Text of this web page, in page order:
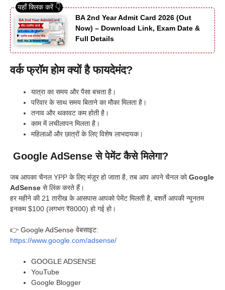
BA 2nd Year Admit Card 2026 (Out
Now) – Download Link, Exam Date &
Full Details
वर्क फ्रॉम होम क्यों है फायदेमंद?
यात्रा का समय और पैसा बचता है।
परिवार के साथ समय बिताने का मौका मिलता है।
तनाव और थकावट कम होती है।
काम में लचीलापन मिलता है।
महिलाओं और छात्रों के लिए विशेष लाभदायक।
Google AdSense से पेमेंट कैसे मिलेगा?
जब आपका चैनल YPP के लिए मंज़ूर हो जाता है, तब आप अपने चैनल कोGoogle
AdSense से लिंक करते हैं।
हर महीने की 21 तारीख के आसपास आपको पेमेंट मिलती है, बशर्ते आपकी न्यूनतम
इनकम $100 (लगभग ₹8000) हो गई हो।
👉 Google AdSense वेबसाइट:
https://www.google.com/adsense/
GOOGLE ADSENSE
YouTube
Google Blogger